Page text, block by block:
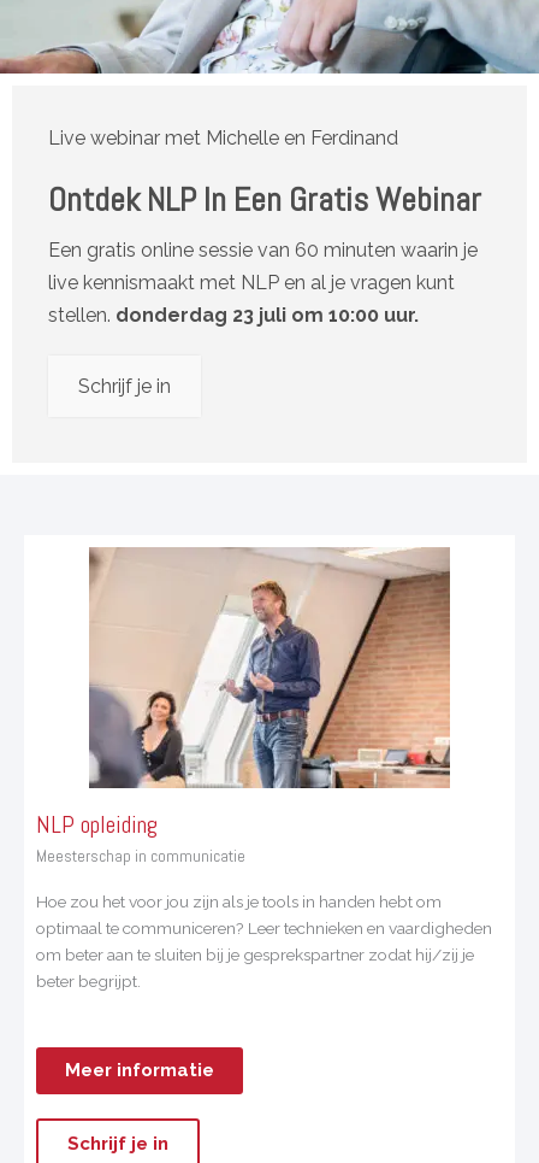
Live webinar met Michelle en Ferdinand
Ontdek NLP In Een Gratis Webinar
Een gratis online sessie van 60 minuten waarin je
live kennismaakt met NLP en al je vragen kunt
stellen. donderdag 23 juli om 10:00 uur.
Schrijf je in
NLP opleiding
Meesterschap in communicatie
Hoe zou het voor jou zijn als je tools in handen hebt om
optimaal te communiceren? Leer technieken en vaardigheden
om beter aan te sluiten bij je gesprekspartner zodat hij/zij je
beter begrijpt.
Meer informatie
Schrijf je in